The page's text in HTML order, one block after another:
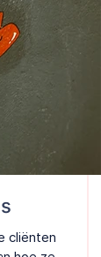
cliënten